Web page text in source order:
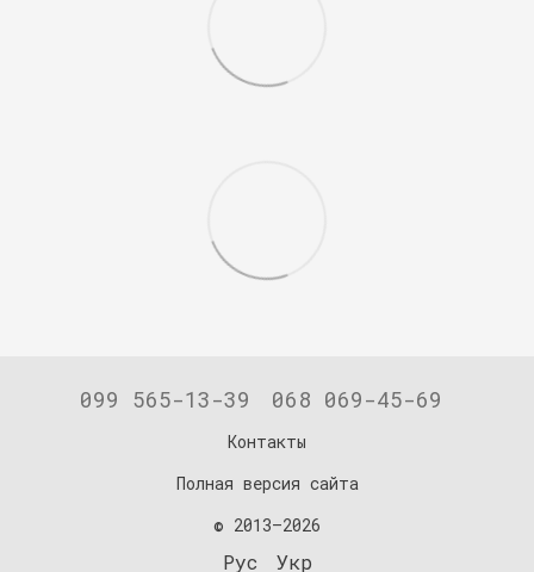
099 565-13-39 068 069-45-69
Контакты
Полная версия сайта
© 2013—2026
Рус Укр